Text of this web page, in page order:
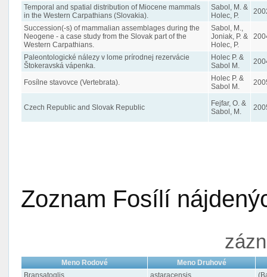
Temporal and spatial distribution of Miocene mammals
in the Western Carpathians (Slovakia).
Sabol, M. &
Holec, P.
Succession(-s) of mammalian assemblages during the
Neogene - a case study from the Slovak part of the
Western Carpathians.
Sabol, M.,
Joniak, P. &
Holec, P.
Paleontologické nálezy v lome prírodnej rezervácie
Štokeravská vápenka.
Holec P. &
Sabol M.
Fosílne stavovce (Vertebrata).
Holec P. &
Sabol M.
Czech Republic and Slovak Republic
Fejfar, O. &
Sabol, M.
Zoznam Fosílí
Meno Rodové
Meno Druhové
Bransatoglis
astaracensis